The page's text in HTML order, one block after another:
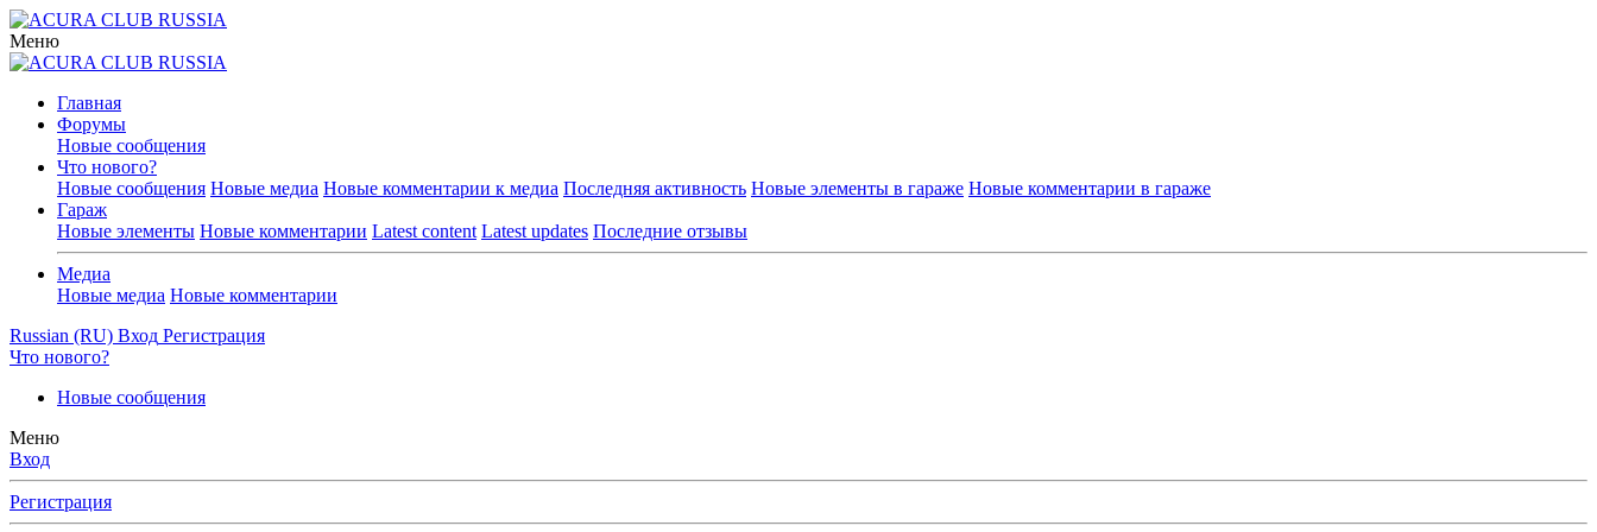
Меню
Главная
Форумы
Новые сообщения
Что нового?
Новые сообщения Новые медиа Новые комментарии к медиа Последняя активность Новые элементы в гараже Новые комментарии в гараже
Гараж
Новые элементы Новые комментарии Latest content Latest updates Последние отзывы
Медиа
Новые медиа Новые комментарии
Russian (RU) Вход Регистрация
Что нового?
Новые сообщения
Меню
Вход
Регистрация